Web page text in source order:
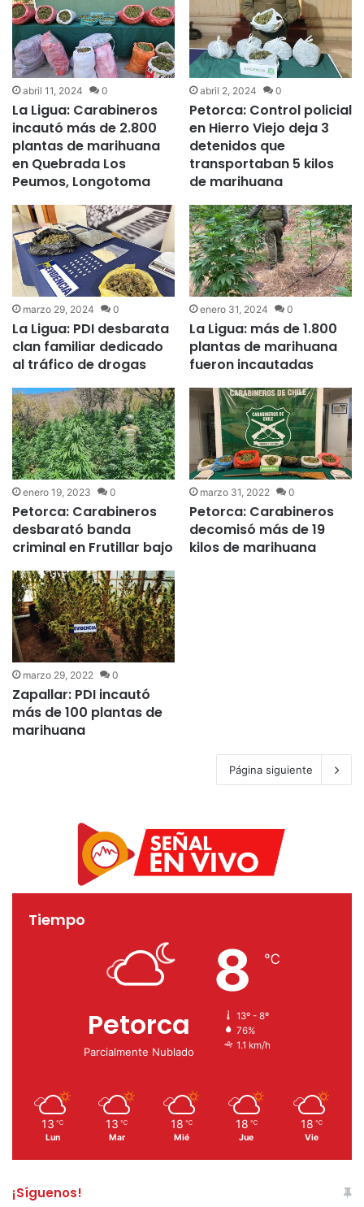
abril 11, 2024 0
La Ligua: Carabineros
incautó más de 2.800
plantas de marihuana
en Quebrada Los
Peumos, Longotoma
abril 2, 2024 0
Petorca: Control policial
en Hierro Viejo deja 3
detenidos que
transportaban 5 kilos
de marihuana
marzo 29, 2024 0
La Ligua: PDI desbarata
clan familiar dedicado
al tráfico de drogas
enero 31, 2024 0
La Ligua: más de 1.800
plantas de marihuana
fueron incautadas
enero 19, 2023 0
Petorca: Carabineros
desbarató banda
criminal en Frutillar bajo
marzo 31, 2022 0
Petorca: Carabineros
decomisó más de 19
kilos de marihuana
marzo 29, 2022 0
Zapallar: PDI incautó
más de 100 plantas de
marihuana
Página siguiente
Tiempo
Petorca
Parcialmente Nublado
8 ℃
13º - 8º
76%
1.1 km/h
13 ℃
Lun
13 ℃
Mar
18 ℃
Mié
18 ℃
Jue
18 ℃
Vie
¡Síguenos!